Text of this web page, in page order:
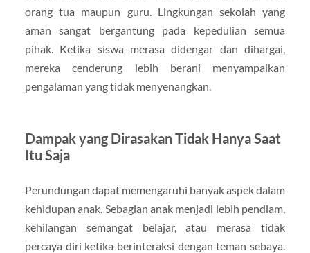
orang tua maupun guru. Lingkungan sekolah yang
aman sangat bergantung pada kepedulian semua
pihak. Ketika siswa merasa didengar dan dihargai,
mereka cenderung lebih berani menyampaikan
pengalaman yang tidak menyenangkan.
Dampak yang Dirasakan Tidak Hanya Saat
Itu Saja
Perundungan dapat memengaruhi banyak aspek dalam
kehidupan anak. Sebagian anak menjadi lebih pendiam,
kehilangan semangat belajar, atau merasa tidak
percaya diri ketika berinteraksi dengan teman sebaya.